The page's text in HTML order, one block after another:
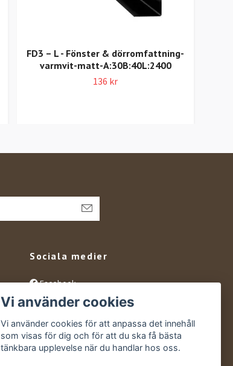
FD3 – L - Fönster & dörromfattning-
varmvit-matt-A:30B:40L:2400
136 kr
Sociala medier
Facebook
Instagram
YouTube
Vi använder cookies
Vi använder cookies för att anpassa det innehåll
som visas för dig och för att du ska få bästa
tänkbara upplevelse när du handlar hos oss.